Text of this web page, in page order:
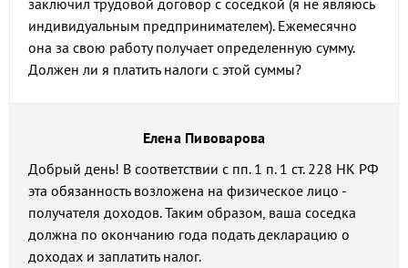
заключил трудовой договор с соседкой (я не являюсь
индивидуальным предпринимателем). Ежемесячно
она за свою работу получает определенную сумму.
Должен ли я платить налоги с этой суммы?
Елена Пивоварова
Добрый день! В соответствии с пп. 1 п. 1 ст. 228 НК РФ
эта обязанность возложена на физическое лицо -
получателя доходов. Таким образом, ваша соседка
должна по окончанию года подать декларацию о
доходах и заплатить налог.